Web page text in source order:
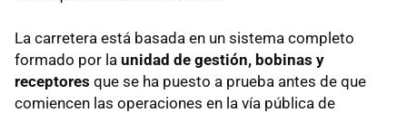
La carretera está basada en un sistema completo
formado por la unidad de gestión, bobinas y
receptores que se ha puesto a prueba antes de que
comiencen las operaciones en la vía pública de